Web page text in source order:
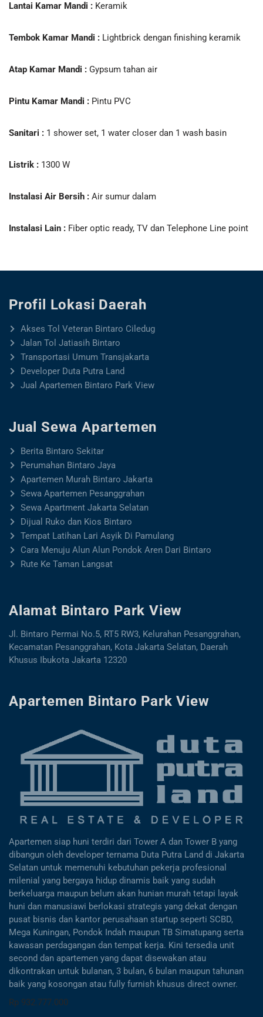
Lantai Kamar Mandi : Keramik
Tembok Kamar Mandi : Lightbrick dengan finishing keramik
Atap Kamar Mandi : Gypsum tahan air
Pintu Kamar Mandi : Pintu PVC
Sanitari : 1 shower set, 1 water closer dan 1 wash basin
Listrik : 1300 W
Instalasi Air Bersih : Air sumur dalam
Instalasi Lain : Fiber optic ready, TV dan Telephone Line point
Profil Lokasi Daerah
Akses Tol Veteran Bintaro Ciledug
Jalan Tol Jatiasih Bintaro
Transportasi Umum Transjakarta
Developer Duta Putra Land
Jual Apartemen Bintaro Park View
Jual Sewa Apartemen
Berita Bintaro Sekitar
Perumahan Bintaro Jaya
Apartemen Murah Bintaro Jakarta
Sewa Apartemen Pesanggrahan
Sewa Apartment Jakarta Selatan
Dijual Ruko dan Kios Bintaro
Tempat Latihan Lari Asyik Di Pamulang
Cara Menuju Alun Alun Pondok Aren Dari Bintaro
Rute Ke Taman Langsat
Alamat Bintaro Park View
Jl. Bintaro Permai No.5, RT5 RW3, Kelurahan Pesanggrahan,
Kecamatan Pesanggrahan, Kota Jakarta Selatan, Daerah
Khusus Ibukota Jakarta 12320
Apartemen Bintaro Park View
Apartemen siap huni terdiri dari Tower A dan Tower B yang
dibangun oleh developer ternama Duta Putra Land di Jakarta
Selatan untuk memenuhi kebutuhan pekerja profesional
milenial yang bergaya hidup dinamis baik yang sudah
berkeluarga maupun belum akan hunian murah tetapi layak
huni dan manusiawi berlokasi strategis yang dekat dengan
pusat bisnis dan kantor perusahaan startup seperti SCBD,
Mega Kuningan, Pondok Indah maupun TB Simatupang serta
kawasan perdagangan dan tempat kerja. Kini tersedia unit
second dan apartemen yang dapat disewakan atau
dikontrakan untuk bulanan, 3 bulan, 6 bulan maupun tahunan
baik yang kosongan atau fully furnish khusus direct owner.
Rp 932.777.000